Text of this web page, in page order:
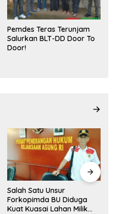
Pemdes Teras Terunjam
Salurkan BLT-DD Door To
Door!
Salah Satu Unsur
Forkopimda BU Diduga
Kuat Kuasai Lahan Milik